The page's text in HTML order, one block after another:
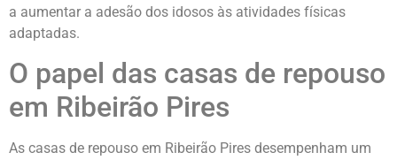
a aumentar a adesão dos idosos às atividades físicas
adaptadas.
O papel das casas de repouso
em Ribeirão Pires
As casas de repouso em Ribeirão Pires desempenham um